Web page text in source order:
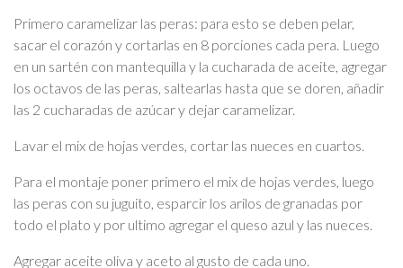
Primero caramelizar las peras: para esto se deben pelar,
sacar el corazón y cortarlas en 8 porciones cada pera. Luego
en un sartén con mantequilla y la cucharada de aceite, agregar
los octavos de las peras, saltearlas hasta que se doren, añadir
las 2 cucharadas de azúcar y dejar caramelizar.
Lavar el mix de hojas verdes, cortar las nueces en cuartos.
Para el montaje poner primero el mix de hojas verdes, luego
las peras con su juguito, esparcir los arilos de granadas por
todo el plato y por ultimo agregar el queso azul y las nueces.
Agregar aceite oliva y aceto al gusto de cada uno.